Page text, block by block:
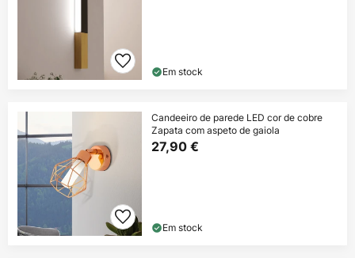
Em stock
Candeeiro de parede LED cor de cobre
Zapata com aspeto de gaiola
27,90 €
Em stock